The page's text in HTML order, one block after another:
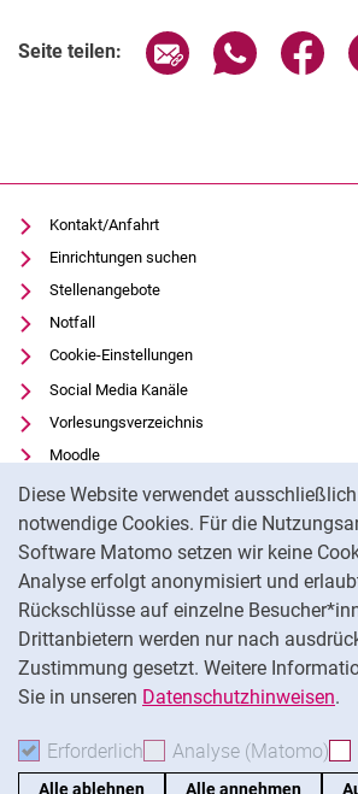
Diese Website verwendet
notwendige Cookies. Für die
Software Matomo setzen wir keine
Analyse erfolgt anonymisiert und
Rückschlüsse auf einzelne
Drittanbietern werden nur nach
Zustimmung gesetzt. Weitere
Sie in unseren Datenschutzhinweisen.
Erforderlich Erforderliche Cookies
Analyse (Matomo)
Alle ablehnen Alle annehmen
Seite teilen: Seite über E-Mail
Seite über
Kontakt/Anfahrt
Einrichtungen suchen
Stellenangebote
Notfall
Cookie-Einstellungen
Social Media Kanäle
Vorlesungsverzeichnis
Moodle
Panopto
Universitätsbibliothek
Datenschutz
Barrierefreiheit
Transparenter KI-Einsatz